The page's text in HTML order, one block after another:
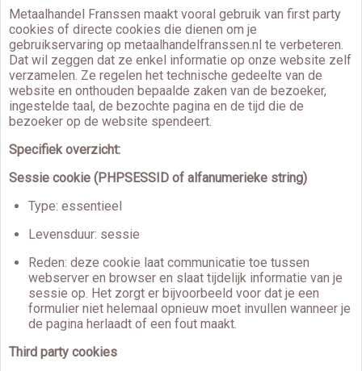
Metaalhandel Franssen maakt vooral gebruik van first party
cookies of directe cookies die dienen om je
gebruikservaring op metaalhandelfranssen.nl te verbeteren.
Dat wil zeggen dat ze enkel informatie op onze website zelf
verzamelen. Ze regelen het technische gedeelte van de
website en onthouden bepaalde zaken van de bezoeker,
ingestelde taal, de bezochte pagina en de tijd die de
bezoeker op de website spendeert.
Specifiek overzicht:
Sessie cookie (PHPSESSID of alfanumerieke string)
Type: essentieel
Levensduur: sessie
Reden: deze cookie laat communicatie toe tussen
webserver en browser en slaat tijdelijk informatie van je
sessie op. Het zorgt er bijvoorbeeld voor dat je een
formulier niet helemaal opnieuw moet invullen wanneer je
de pagina herlaadt of een fout maakt.
Third party cookies